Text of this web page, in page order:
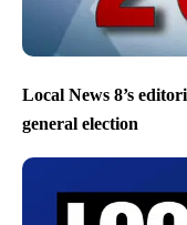
Local News 8’s
general election